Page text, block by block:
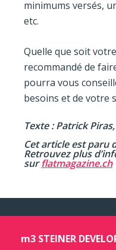
minimums versés,
etc.
Quelle que soit
recommandé de
pourra vous
besoins et de votre
Texte : Patrick
Cet article est paru
Retrouvez plus
surflatmagazine.ch
m3 STEINER